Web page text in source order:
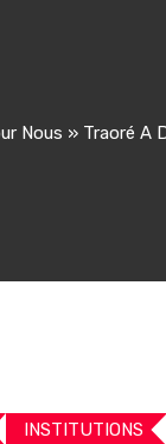
Nous » Traoré A
INSTITUTIONS